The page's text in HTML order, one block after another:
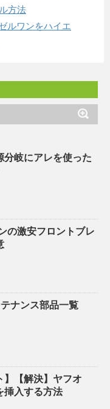
方法
ワンをハイエ
分岐にアレを使った
の激安フロントブレ
ナンス部品一覧
】【解決】ヤフオ
入する方法